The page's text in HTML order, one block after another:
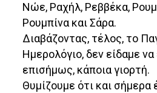
Νώε, Ραχήλ, Ρεββέκα,
Ρουμπίνα και Σάρα.
Διαβάζοντας, τέλος, το
Ημερολόγιο, δεν είδαμε
επισήμως, κάποια γιορτή.
Θυμίζουμε ότι και